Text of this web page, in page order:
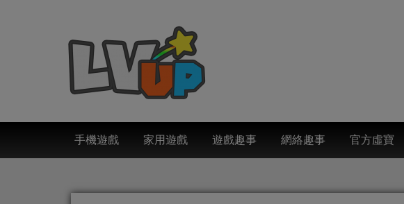
手機遊戲 家用遊戲 遊戲趣事 網絡趣事 官方虛寶